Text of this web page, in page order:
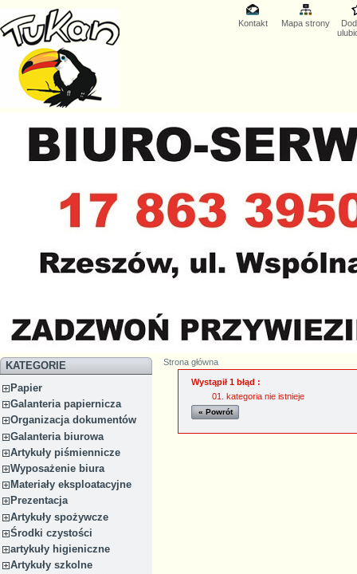
Kontakt Mapa strony
KATEGORIE
Papier
Galanteria papiernicza
Organizacja dokumentów
Galanteria biurowa
Artykuły piśmiennicze
Wyposażenie biura
Materiały eksploatacyjne
Prezentacja
Artykuły spożywcze
Środki czystości
artykuły higieniczne
Artykuły szkolne
Strona główna
Wystąpił 1 błąd :
kategoria nie istnieje
« Powrót